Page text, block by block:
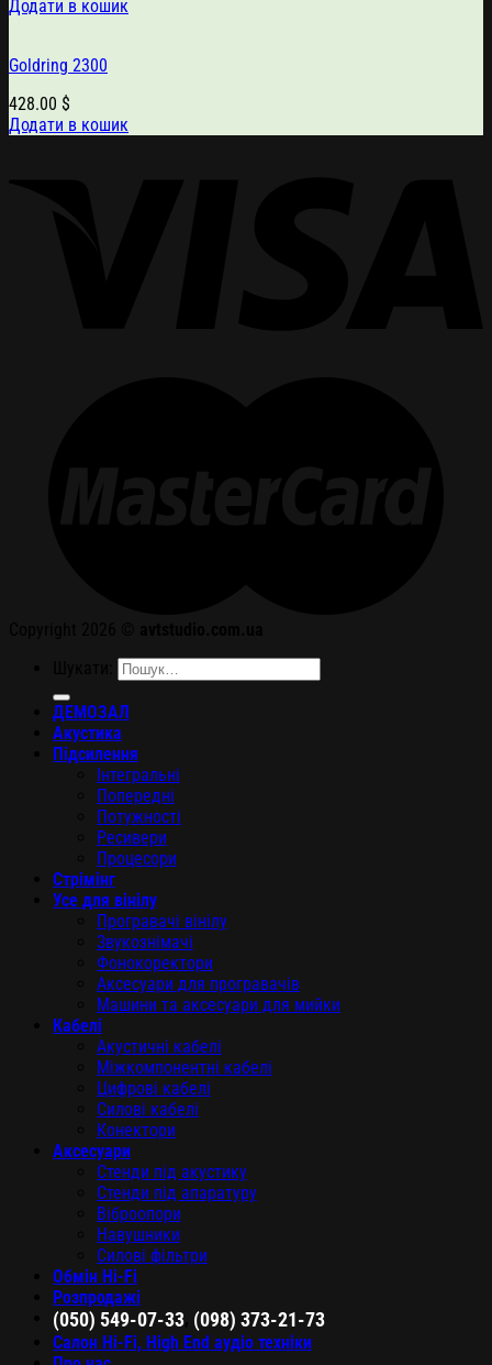
Додати в кошик
Goldring 2300
428.00 $
Додати в кошик
ДЕМОЗАЛ
Акустика
Підсилення
Інтегральні
Попередні
Потужності
Ресивери
Процесори
Стрімінг
Усе для вінілу
Програвачі вінілу
Звукознімачі
Фонокоректори
Аксесуари для програвачів
Машини та аксесуари для мийки
Кабелі
Акустичні кабелі
Міжкомпонентні кабелі
Цифрові кабелі
Силові кабелі
Конектори
Аксесуари
Стенди під акустику
Стенди під апаратуру
Віброопори
Навушники
Силові фільтри
Обмін Hi-Fi
Розпродажі
(050) 549-07-33 (098) 373-21-73
Салон Hi-Fi, High End аудіо техніки